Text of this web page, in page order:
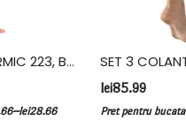
SET 3 COLANT TERMIC 223, BUMBAC ELASTAN, VIVALDI, NEGRU
–lei28.66
lei85.99
Pret pentru bucata